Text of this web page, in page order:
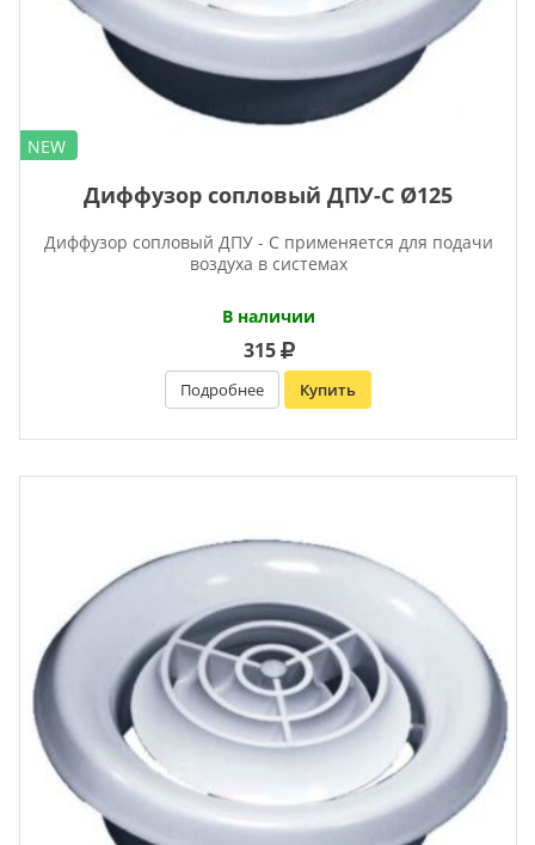
NEW
Диффузор сопловый ДПУ-С Ø125
Диффузор сопловый ДПУ - С применяется для подачи
воздуха в системах
В наличии
315
Подробнее Купить